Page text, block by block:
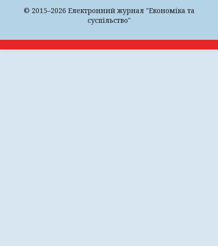
© 2015–2026 Електронний журнал "Економіка та
суспільство"